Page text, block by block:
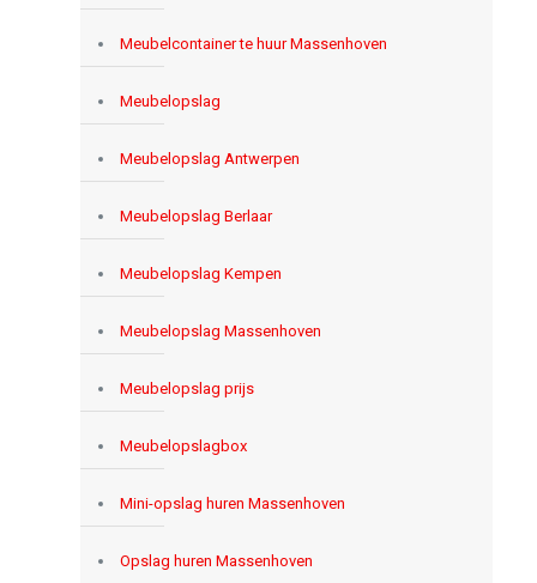
Meubelcontainer te huur Massenhoven
Meubelopslag
Meubelopslag Antwerpen
Meubelopslag Berlaar
Meubelopslag Kempen
Meubelopslag Massenhoven
Meubelopslag prijs
Meubelopslagbox
Mini-opslag huren Massenhoven
Opslag huren Massenhoven